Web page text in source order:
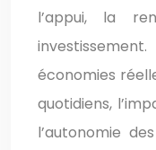
l’appui, la
économies
quotidiens,
l’autonomie